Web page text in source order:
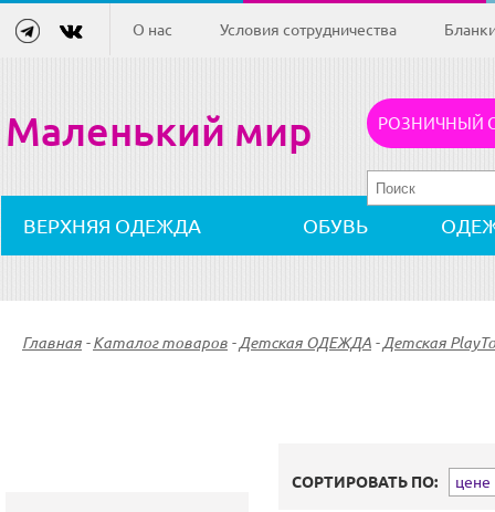
О нас Условия сотрудничества
Маленький мир РОЗНИЧНЫЙ
ВЕРХНЯЯ ОДЕЖДА ОБУВЬ
Главная - Каталог товаров - Детская ОДЕЖДА - Детская
СОРТИРОВАТЬ ПО: цене